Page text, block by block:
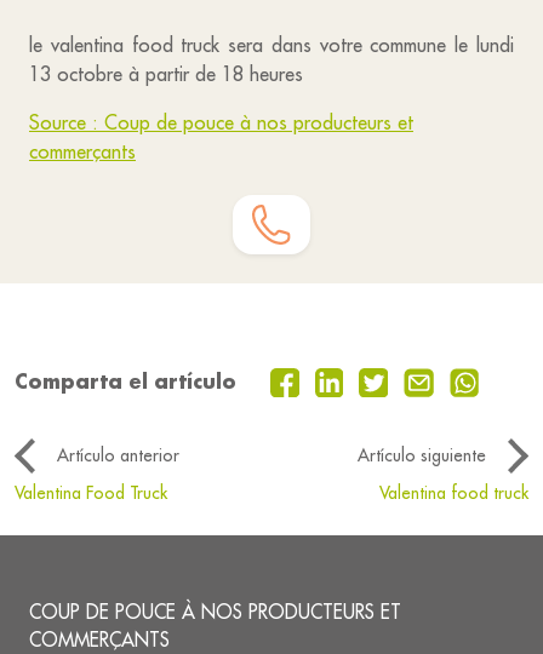
le valentina food truck sera dans votre commune le lundi
13 octobre à partir de 18 heures
Source : Coup de pouce à nos producteurs et
commerçants
Comparta el artículo
Artículo anterior
Artículo siguiente
Valentina Food Truck
Valentina food truck
COUP DE POUCE À NOS PRODUCTEURS ET
COMMERÇANTS